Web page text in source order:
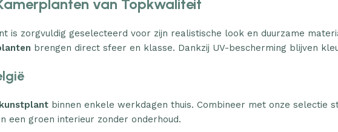
van Topkwaliteit
is zorgvuldig geselecteerd voor zijn realistische look en duurzame
brengen direct sfeer en klasse. Dankzij UV-bescherming blijven
kunstplant binnen enkele werkdagen thuis. Combineer met onze selectie
een groen interieur zonder onderhoud.